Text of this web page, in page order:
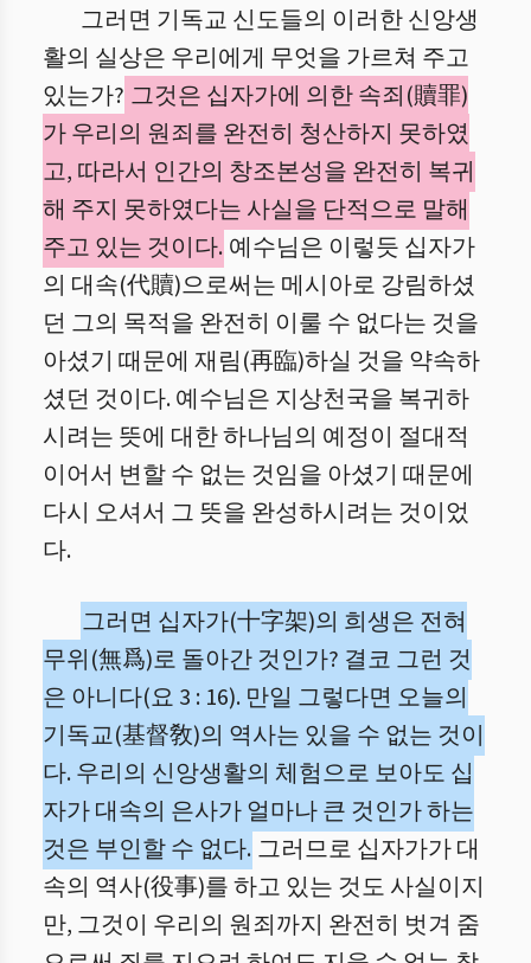
그러면 기독교 신도들의 이러한 신앙생
활의 실상은 우리에게 무엇을 가르쳐 주고
있는가? 그것은 십자가에 의한 속죄(贖罪)
가 우리의 원죄를 완전히 청산하지 못하였
고, 따라서 인간의 창조본성을 완전히 복귀
해 주지 못하였다는 사실을 단적으로 말해
주고 있는 것이다. 예수님은 이렇듯 십자가
의 대속(代贖)으로써는 메시아로 강림하셨
던 그의 목적을 완전히 이룰 수 없다는 것을
아셨기 때문에 재림(再臨)하실 것을 약속하
셨던 것이다. 예수님은 지상천국을 복귀하
시려는 뜻에 대한 하나님의 예정이 절대적
이어서 변할 수 없는 것임을 아셨기 때문에
다시 오셔서 그 뜻을 완성하시려는 것이었
다.
그러면 십자가(十字架)의 희생은 전혀
무위(無爲)로 돌아간 것인가? 결코 그런 것
은 아니다(요 3 : 16). 만일 그렇다면 오늘의
기독교(基督敎)의 역사는 있을 수 없는 것이
다. 우리의 신앙생활의 체험으로 보아도 십
자가 대속의 은사가 얼마나 큰 것인가 하는
것은 부인할 수 없다. 그러므로 십자가가 대
속의 역사(役事)를 하고 있는 것도 사실이지
만, 그것이 우리의 원죄까지 완전히 벗겨 줌